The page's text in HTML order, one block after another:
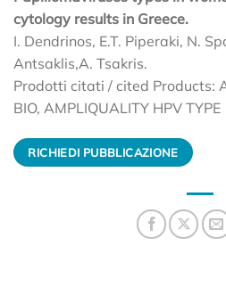
cytology results in Greece.
I. Dendrinos, E.T. Piperaki, N.
Antsaklis,A. Tsakris.
Prodotti citati / cited Products:
BIO, AMPLIQUALITY HPV TYPE
RICHIEDI PUBBLICAZIONE